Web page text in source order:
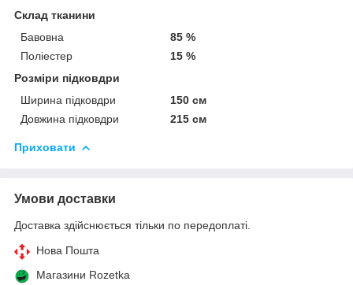
Склад тканини
Бавовна
85 %
Поліестер
15 %
Розміри підковдри
Ширина підковдри
150 см
Довжина підковдри
215 см
Приховати
Умови доставки
Доставка здійснюється тільки по передоплаті.
Нова Пошта
Магазини Rozetka